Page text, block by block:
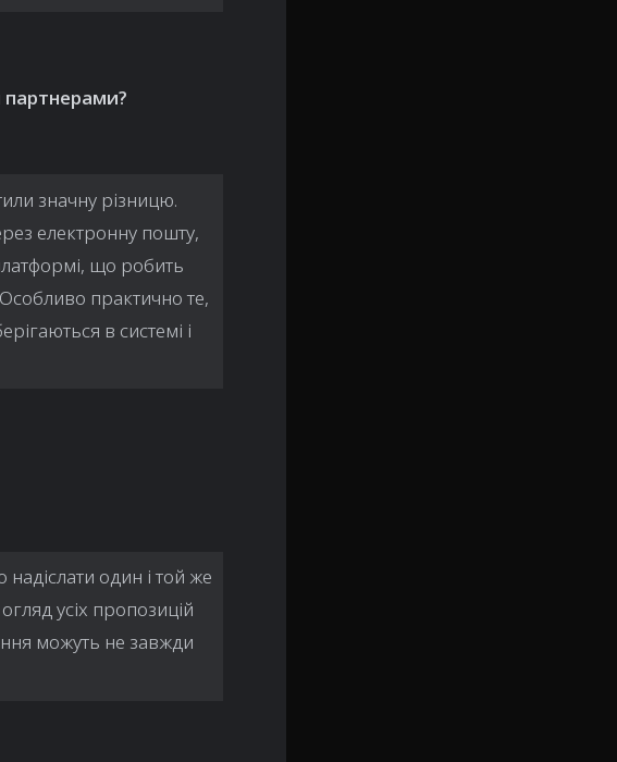
партнерами?
значну різницю.
електронну пошту,
що робить
практично те,
в системі і
один і той же
усіх пропозицій
можуть не завжди